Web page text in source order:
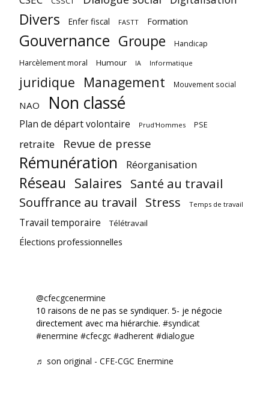
Divers Enfer fiscal FASTT Formation
Gouvernance Groupe Handicap
Harcèlement moral Humour IA Informatique
juridique Management Mouvement social
NAO Non classé
Plan de départ volontaire Prud'Hommes PSE
retraite Revue de presse
Rémunération Réorganisation
Réseau Salaires Santé au travail
Souffrance au travail Stress Temps de travail
Travail temporaire Télétravail
Élections professionnelles
@cfecgcenermine
10 raisons de ne pas se syndiquer. 5- je négocie
directement avec ma hiérarchie. #syndicat
#enermine #cfecgc #adherent #dialogue
♬ son original - CFE-CGC Enermine